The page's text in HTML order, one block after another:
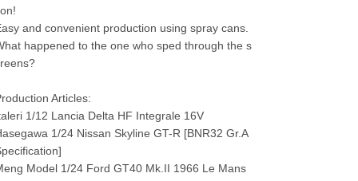
and convenient production using spray cans.
happened to the one who sped through the s
Articles:
1/12 Lancia Delta HF Integrale 16V
1/24 Nissan Skyline GT-R [BNR32 Gr.A
Model 1/24 Ford GT40 Mk.II 1966 Le Mans